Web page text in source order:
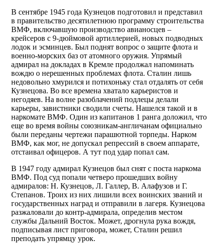
В сентябре 1945 года Кузнецов подготовил и представил
в правительство десятилетнюю программу строительства
ВМФ, включавшую производство авианосцев –
крейсеров с 9-дюймовой артиллерией, новых подводных
лодок и эсминцев. Был поднят вопрос о защите флота и
военно-морских баз от атомного оружия. Упрямый
адмирал на докладах в Кремле продолжал напоминать
вождю о нерешенных проблемах флота. Сталин лишь
недовольно хмурился и потихоньку стал отдалять от себя
Кузнецова. Во все времена хватало карьеристов и
негодяев. На волне разоблачений подлецы делали
карьеры, завистники сводили счеты. Нашелся такой и в
наркомате ВМФ. Один из капитанов 1 ранга доложил, что
еще во время войны союзникам-англичанам официально
были переданы чертежи парашютной торпеды. Нарком
ВМФ, как мог, не допускал репрессий в своем аппарате,
отстаивал офицеров. А тут под удар попал сам.
В 1947 году адмирал Кузнецов был снят с поста наркома
ВМФ. Под суд попали четверо прошедших войну
адмиралов: Н. Кузнецов, Л. Галлер, В. Алафузов и Г.
Степанов. Троих из них лишили всех воинских званий и
государственных наград и отправили в лагеря. Кузнецова
разжаловали до контр-адмирала, определив местом
службы Дальний Восток. Может, дрогнула рука вождя,
подписывая лист приговора, может, Сталин решил
преподать упрямцу урок.